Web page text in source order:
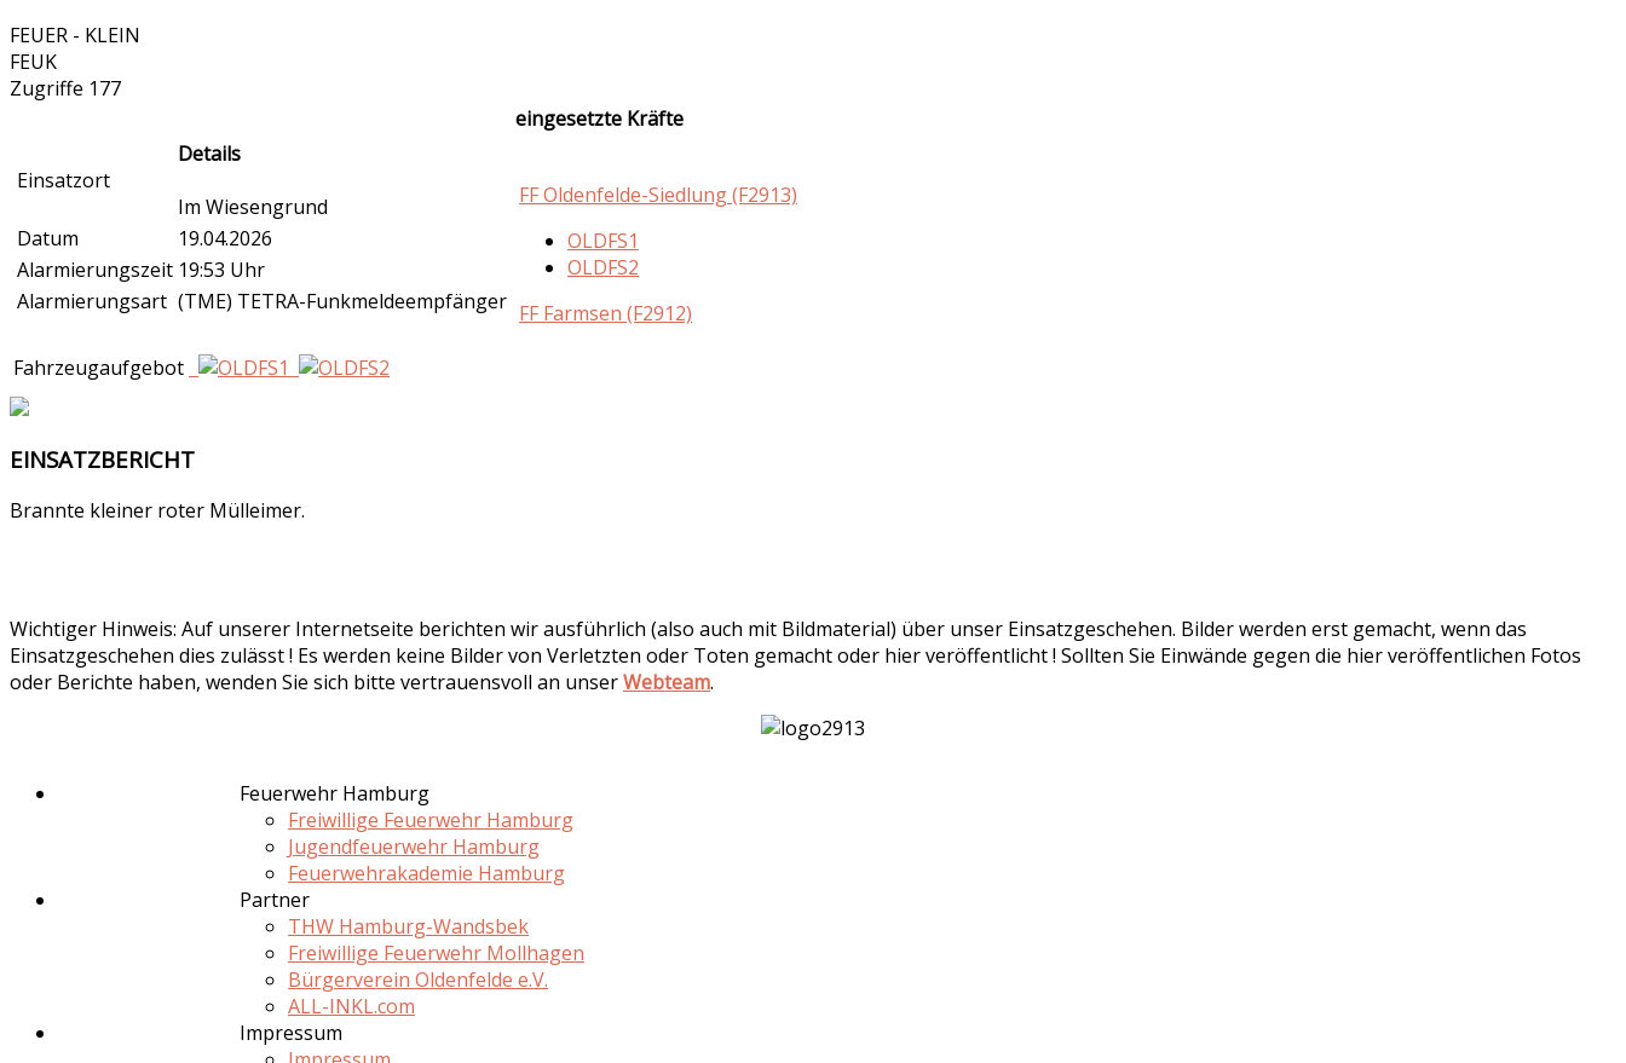
FEUER - KLEIN
FEUK
Zugriffe 177
Einsatzort
Details
Im Wiesengrund
Datum
19.04.2026
Alarmierungszeit 19:53 Uhr
Alarmierungsart (TME) TETRA-Funkmeldeempfänger
eingesetzte Kräfte
FF Oldenfelde-Siedlung (F2913)
OLDFS1
OLDFS2
FF Farmsen (F2912)
Fahrzeugaufgebot
EINSATZBERICHT
Brannte kleiner roter Mülleimer.
Wichtiger Hinweis: Auf unserer Internetseite berichten wir ausführlich (also auch mit Bildmaterial) über unser Einsatzgeschehen. Bilder werden erst gemacht, wenn das
Einsatzgeschehen dies zulässt ! Es werden keine Bilder von Verletzten oder Toten gemacht oder hier veröffentlicht ! Sollten Sie Einwände gegen die hier veröffentlichen Fotos
oder Berichte haben, wenden Sie sich bitte vertrauensvoll an unserWebteam.
Feuerwehr Hamburg
Freiwillige Feuerwehr Hamburg
Jugendfeuerwehr Hamburg
Feuerwehrakademie Hamburg
Partner
THW Hamburg-Wandsbek
Freiwillige Feuerwehr Mollhagen
Bürgerverein Oldenfelde e.V.
ALL-INKL.com
Impressum